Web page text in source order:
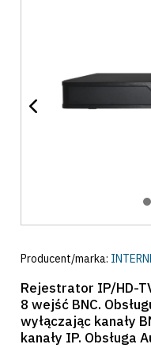
Producent/marka:
Rejestrator IP/HD-
8 wejść BNC.
wyłączając kanały
kanały IP. Obsługa